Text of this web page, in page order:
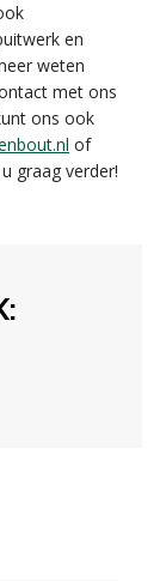
en
weten
met ons
ons ook
of
graag verder!